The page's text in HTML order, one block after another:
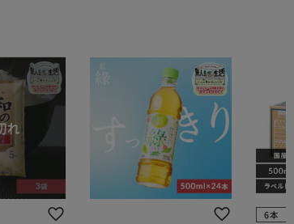
6本